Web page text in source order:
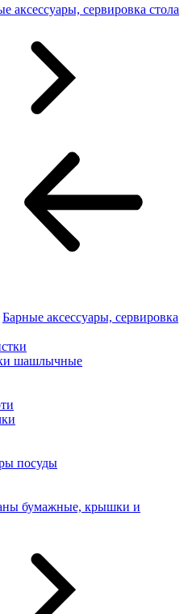
аксессуары, сервировка стола
Барные аксессуары, сервировка
шашлычные
посуды
бумажные, крышки и